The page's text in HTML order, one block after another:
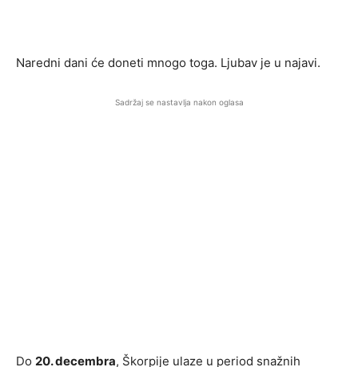
Naredni dani će doneti mnogo toga. Ljubav je u najavi.
Sadržaj se nastavlja nakon oglasa
Do 20. decembra, Škorpije ulaze u period snažnih